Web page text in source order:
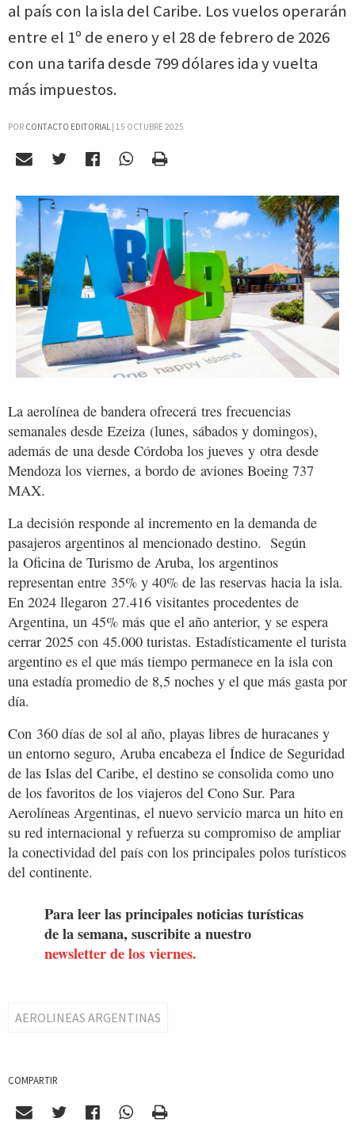
al país con la isla del Caribe. Los vuelos operarán
entre el 1º de enero y el 28 de febrero de 2026
con una tarifa desde 799 dólares ida y vuelta
más impuestos.
POR CONTACTO EDITORIAL| 15 OCTUBRE 2025
La aerolínea de bandera ofrecerá tres frecuencias
semanales desde Ezeiza (lunes, sábados y domingos),
además de una desde Córdoba los jueves y otra desde
Mendoza los viernes, a bordo de aviones Boeing 737
MAX.
La decisión responde al incremento en la demanda de
pasajeros argentinos al mencionado destino. Según
la Oficina de Turismo de Aruba, los argentinos
representan entre 35% y 40% de las reservas hacia la isla.
En 2024 llegaron 27.416 visitantes procedentes de
Argentina, un 45% más que el año anterior, y se espera
cerrar 2025 con 45.000 turistas. Estadísticamente el turista
argentino es el que más tiempo permanece en la isla con
una estadía promedio de 8,5 noches y el que más gasta por
día.
Con 360 días de sol al año, playas libres de huracanes y
un entorno seguro, Aruba encabeza el Índice de Seguridad
de las Islas del Caribe, el destino se consolida como uno
de los favoritos de los viajeros del Cono Sur. Para
Aerolíneas Argentinas, el nuevo servicio marca un hito en
su red internacional y refuerza su compromiso de ampliar
la conectividad del país con los principales polos turísticos
del continente.
Para leer las principales noticias turísticas
de la semana, suscribite a nuestro
newsletter de los viernes.
AEROLINEAS ARGENTINAS
COMPARTIR